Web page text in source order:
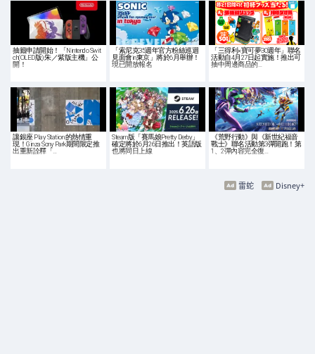
抽籤申請開始！「Nintendo Swit
ch(OLED版) 朱／紫版主機」公
開！
「索尼克35週年官方粉絲巡迴
見面會in東京」將於6月舉辦！
現已開放報名
「三得利×寶可夢30週年」聯名
活動自4月27日起實施！推出可
抽中周邊商品的…
讓銀座 Play Station 的熱情重
現！Ginza Sony Park期間限定推
出重新詮釋「…
Steam版「賽馬娘Pretty Derby」
確定將於6月26日推出！英語版
也將同日上線
《荒野行動》與《新世紀福音
戰士》聯名活動第3彈開跑！第
1、2彈內容完全復…
Disney+
雷蛇